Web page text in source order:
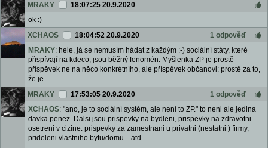
MRAKY
18:07:25 20.9.2020
ok :)
XCHAOS
18:04:52 20.9.2020
1 odpověď
MRAKY: hele, já se nemusím hádat z každým :-) sociální státy, které
přispívají na kdeco, jsou běžný fenomén. Myšlenka ZP je prostě
příspěvek ne na něco konkrétního, ale příspěvek občanovi: prostě za to,
že je.
MRAKY
17:53:05 20.9.2020
1 odpověď
XCHAOS: "ano, je to sociální systém, ale není to ZP." to neni ale jedina
davka penez. Dalsi jsou prispevky na bydleni, prispevky na zdravotni
osetreni v cizine. prispevky za zamestnani u privatni (nestatni ) firmy,
prideleni vlastniho bytu/domu... atd.